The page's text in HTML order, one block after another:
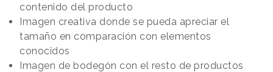
contenido del producto
Imagen creativa donde se pueda apreciar el
tamaño en comparación con elementos
conocidos
Imagen de bodegón con el resto de productos